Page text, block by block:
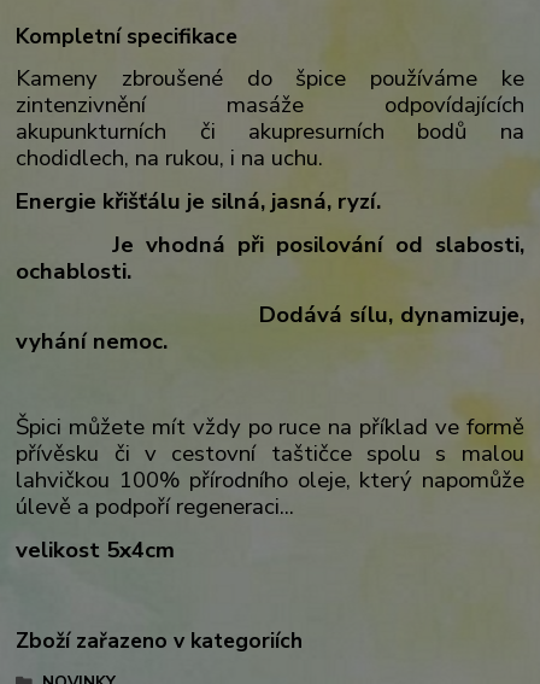
Kompletní specifikace
Kameny zbroušené do špice používáme ke
zintenzivnění masáže odpovídajících
akupunkturních či akupresurních bodů na
chodidlech, na rukou, i na uchu.
Energie křišťálu je silná, jasná, ryzí.
Je vhodná při posilování od slabosti,
ochablosti.
Dodává sílu, dynamizuje,
vyhání nemoc.
Špici můžete mít vždy po ruce na příklad ve formě
přívěsku či v cestovní taštičce spolu s malou
lahvičkou 100% přírodního oleje, který napomůže
úlevě a podpoří regeneraci...
velikost 5x4cm
Zboží zařazeno v kategoriích